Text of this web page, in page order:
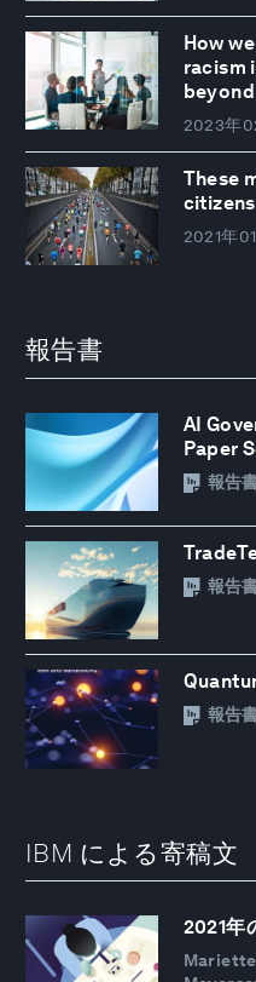
How
racism
beyond
2023年
These
2021年
報告書
AI
Paper
報告
報告
報告
IBM による寄稿文
2021年